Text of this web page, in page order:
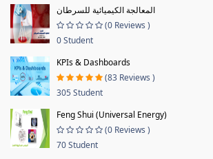
المعالجة الكيميائية للسرطان
(0 Reviews )
0 Student
KPIs & Dashboards
(83 Reviews )
305 Student
Feng Shui (Universal Energy)
(0 Reviews )
70 Student